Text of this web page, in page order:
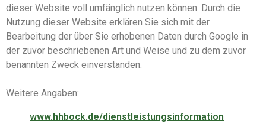
dieser Website voll umfänglich nutzen können. Durch die
Nutzung dieser Website erklären Sie sich mit der
Bearbeitung der über Sie erhobenen Daten durch Google in
der zuvor beschriebenen Art und Weise und zu dem zuvor
benannten Zweck einverstanden.
Weitere Angaben:
www.hhbock.de/dienstleistungsinformation